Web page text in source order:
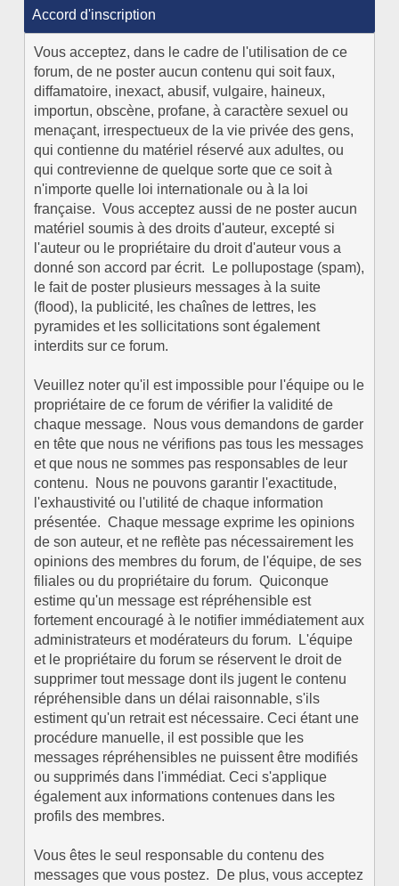
Accord d'inscription
Vous acceptez, dans le cadre de l'utilisation de ce
forum, de ne poster aucun contenu qui soit faux,
diffamatoire, inexact, abusif, vulgaire, haineux,
importun, obscène, profane, à caractère sexuel ou
menaçant, irrespectueux de la vie privée des gens,
qui contienne du matériel réservé aux adultes, ou
qui contrevienne de quelque sorte que ce soit à
n'importe quelle loi internationale ou à la loi
française. Vous acceptez aussi de ne poster aucun
matériel soumis à des droits d'auteur, excepté si
l'auteur ou le propriétaire du droit d'auteur vous a
donné son accord par écrit. Le pollupostage (spam),
le fait de poster plusieurs messages à la suite
(flood), la publicité, les chaînes de lettres, les
pyramides et les sollicitations sont également
interdits sur ce forum.
Veuillez noter qu'il est impossible pour l'équipe ou le
propriétaire de ce forum de vérifier la validité de
chaque message. Nous vous demandons de garder
en tête que nous ne vérifions pas tous les messages
et que nous ne sommes pas responsables de leur
contenu. Nous ne pouvons garantir l'exactitude,
l'exhaustivité ou l'utilité de chaque information
présentée. Chaque message exprime les opinions
de son auteur, et ne reflète pas nécessairement les
opinions des membres du forum, de l'équipe, de ses
filiales ou du propriétaire du forum. Quiconque
estime qu'un message est répréhensible est
fortement encouragé à le notifier immédiatement aux
administrateurs et modérateurs du forum. L'équipe
et le propriétaire du forum se réservent le droit de
supprimer tout message dont ils jugent le contenu
répréhensible dans un délai raisonnable, s'ils
estiment qu'un retrait est nécessaire. Ceci étant une
procédure manuelle, il est possible que les
messages répréhensibles ne puissent être modifiés
ou supprimés dans l'immédiat. Ceci s'applique
également aux informations contenues dans les
profils des membres.
Vous êtes le seul responsable du contenu des
messages que vous postez. De plus, vous acceptez